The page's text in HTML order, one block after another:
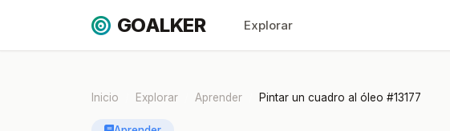
GOALKER Explorar
Inicio Explorar Aprender Pintar un cuadro al óleo #13177